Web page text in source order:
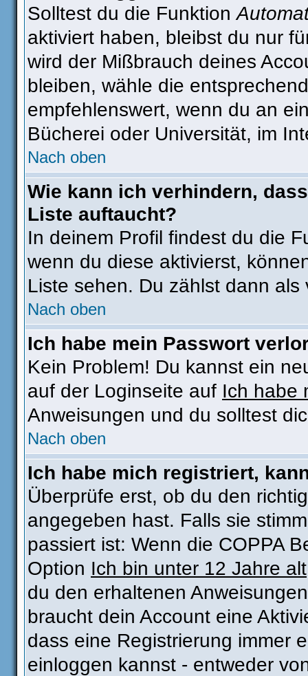
Solltest du die Funktion
aktiviert haben, bleibst du nur
wird der Mißbrauch deines
bleiben, wähle die
empfehlenswert, wenn du an
Bücherei oder Universität, im
Nach oben
Wie kann ich verhindern,
Liste auftaucht?
In deinem Profil findest du die
wenn du diese aktivierst,
Liste sehen. Du zählst dann als
Nach oben
Ich habe mein Passwort
Kein Problem! Du kannst ein
auf der Loginseite auf Ich habe
Anweisungen und du solltest
Nach oben
Ich habe mich registriert,
Überprüfe erst, ob du den
angegeben hast. Falls sie
passiert ist: Wenn die COPPA
Option Ich bin unter 12 Jahre alt
du den erhaltenen
braucht dein Account eine
dass eine Registrierung immer
einloggen kannst - entweder